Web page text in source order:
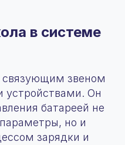
в системе
связующим звеном
Он
батареей не
но и
зарядки и